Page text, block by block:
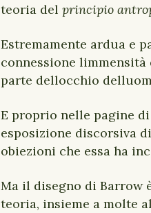
teoria del principio
Estremamente ardua e
connessione
parte dellocchio
E proprio nelle pagine
esposizione discorsiva
obiezioni che essa ha
Ma il disegno di Barrow
teoria, insieme a molte